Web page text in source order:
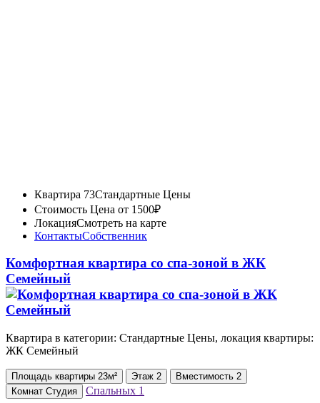
Квартира 73Стандартные Цены
Стоимость Цена от 1500₽
ЛокацияСмотреть на карте
КонтактыСобственник
Комфортная квартира со спа-зоной в ЖК
Семейный
Квартира в категории: Стандартные Цены, локация квартиры:
ЖК Семейный
Площадь квартиры 23м² Этаж 2 Вместимость 2
Комнат Студия Спальных 1